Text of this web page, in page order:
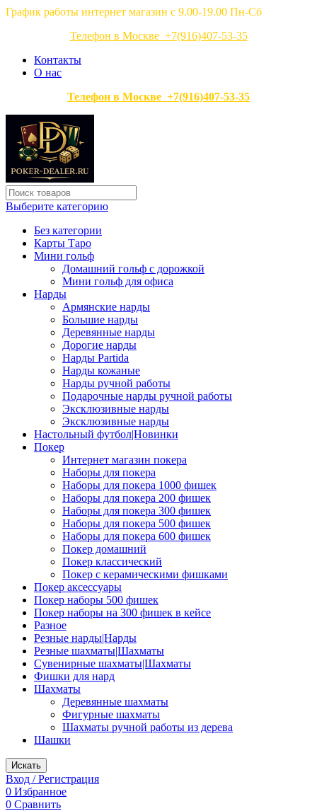
График работы интернет магазин с 9.00-19.00 Пн-Сб
Телефон в Москве +7(916)407-53-35
Контакты
О нас
Телефон в Москве +7(916)407-53-35
Выберите категорию
Без категории
Карты Таро
Мини гольф
Домашний гольф с дорожкой
Мини гольф для офиса
Нарды
Армянские нарды
Большие нарды
Деревянные нарды
Дорогие нарды
Нарды Partida
Нарды кожаные
Нарды ручной работы
Подарочные нарды ручной работы
Эксклюзивные нарды
Эксклюзивные нарды
Настольный футбол|Новинки
Покер
Интернет магазин покера
Наборы для покера
Наборы для покера 1000 фишек
Наборы для покера 200 фишек
Наборы для покера 300 фишек
Наборы для покера 500 фишек
Наборы для покера 600 фишек
Покер домашний
Покер классический
Покер с керамическими фишками
Покер аксессуары
Покер наборы 500 фишек
Покер наборы на 300 фишек в кейсе
Разное
Резные нарды|Нарды
Резные шахматы|Шахматы
Сувенирные шахматы|Шахматы
Фишки для нард
Шахматы
Деревянные шахматы
Фигурные шахматы
Шахматы ручной работы из дерева
Шашки
Искать
Вход / Регистрация
0 Избранное
0 Сравнить